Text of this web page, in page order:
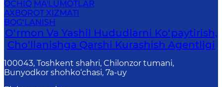
OCHIQ MA'LUMOTLAR
AXBOROT XIZMATI
BOG‘LANISH
O‘rmon Va Yashil Hududlarni Ko‘paytirish,
Cho‘llanishga Qarshi Kurashish Agentligi
100043, Toshkent shahri, Chilonzor tumani,
Bunyodkor shohko‘chasi, 7a-uy